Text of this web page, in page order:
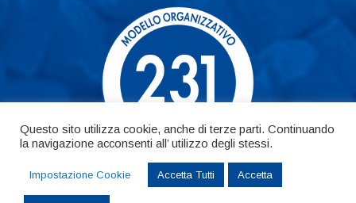
Questo sito utilizza cookie, anche di terze parti. Continuando
la navigazione acconsenti all’ utilizzo degli stessi.
Impostazione Cookie Accetta Tutti Accetta